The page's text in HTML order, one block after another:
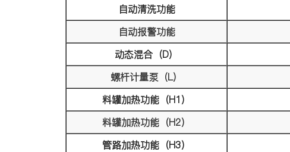
自动清洗功能
自动报警功能
动态混合（D）
螺杆计量泵（L）
料罐加热功能（H1）
料罐加热功能（H2）
管路加热功能（H3）